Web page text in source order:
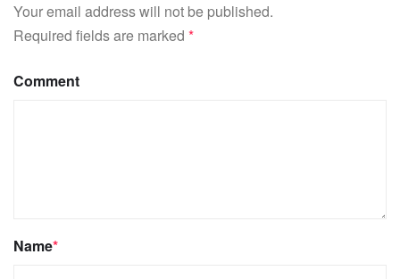
Your email address will not be published.
Required fields are marked *
Comment
Name*